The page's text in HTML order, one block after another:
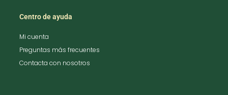
Centro de ayuda
Mi cuenta
Preguntas más frecuentes
Contacta con nosotros